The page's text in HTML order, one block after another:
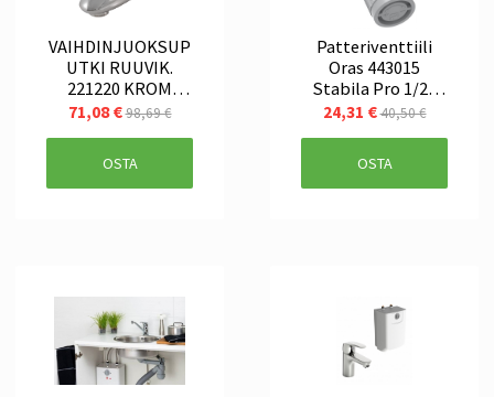
VAIHDINJUOKSUP
UTKI RUUVIK.
221220 KROM
UUSI MALLI
71,08 €98,69 €
OSTA
Patteriventtiili
Oras 443015
Stabila Pro 1/2"
(DN15) suora L=58
24,31 €40,50 €
OSTA